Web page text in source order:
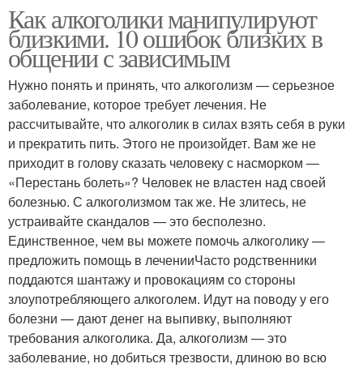
Как алкоголики манипулируют
близкими. 10 ошибок близких в
общении с зависимым
Нужно понять и принять, что алкоголизм — серьезное
заболевание, которое требует лечения. Не
рассчитывайте, что алкоголик в силах взять себя в руки
и прекратить пить. Этого не произойдет. Вам же не
приходит в голову сказать человеку с насморком —
«Перестань болеть»? Человек не властен над своей
болезнью. С алкоголизмом так же. Не злитесь, не
устраивайте скандалов — это бесполезно.
Единственное, чем вы можете помочь алкоголику —
предложить помощь в леченииЧасто родственники
поддаются шантажу и провокациям со стороны
злоупотребляющего алкоголем. Идут на поводу у его
болезни — дают денег на выпивку, выполняют
требования алкоголика. Да, алкоголизм — это
заболевание, но добиться трезвости, длиною во всю